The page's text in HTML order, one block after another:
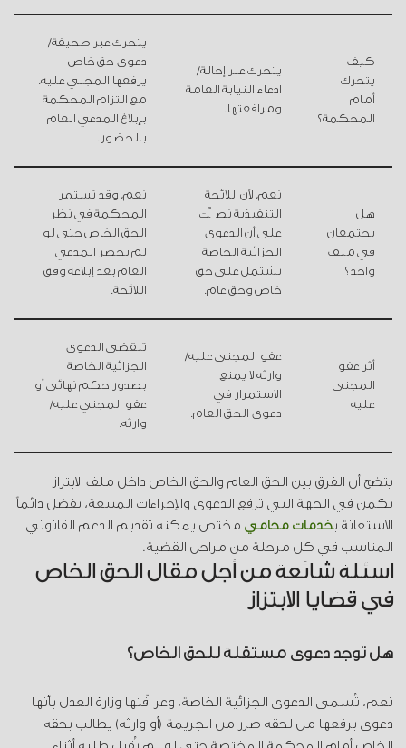
كيف
يتحرك
أمام
المحكمة؟
يتحرك عبر إحالة/
ادعاء النيابة العامة
ومرافعتها.
يتحرك عبر صحيفة/
دعوى حق خاص
يرفعها المجني عليه،
مع التزام المحكمة
بإبلاغ المدعي العام
بالحضور.
هل
يجتمعان
في ملف
واحد؟
نعم، لأن اللائحة
التنفيذية نصّت
على أن الدعوى
الجزائية الخاصة
تشتمل على حق
خاص وحق عام.
نعم، وقد تستمر
المحكمة في نظر
الحق الخاص حتى لو
لم يحضر المدعي
العام بعد إبلاغه وفق
اللائحة.
أثر عفو
المجني
عليه
عفو المجني عليه/
وارثه لا يمنع
الاستمرار في
دعوى الحق العام.
تنقضي الدعوى
الجزائية الخاصة
بصدور حكم نهائي أو
عفو المجني عليه/
وارثه.
يتضح أن الفرق بين الحق العام والحق الخاص داخل ملف الابتزاز
يكمن في الجهة التي ترفع الدعوى والإجراءات المتبعة، يفضل دائماً
الاستعانة بخدمات محامي مختص يمكنه تقديم الدعم القانوني
المناسب في كل مرحلة من مراحل القضية.
اسئلة شائعة من أجل مقال الحق الخاص
في قضايا الابتزاز
هل توجد دعوى مستقلة للحق الخاص؟
نعم، تُسمى الدعوى الجزائية الخاصة، وعرّفتها وزارة العدل بأنها
دعوى يرفعها من لحقه ضرر من الجريمة (أو وارثه) يطالب بحقه